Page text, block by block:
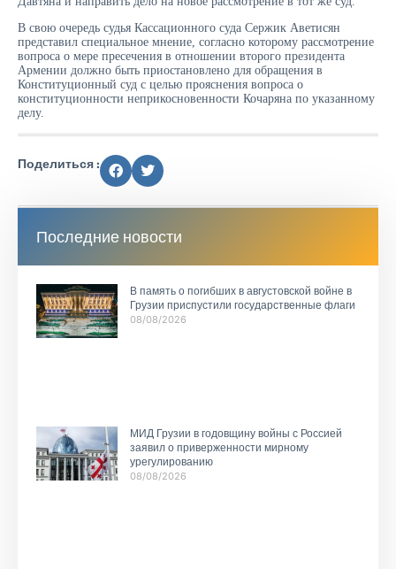
В свою очередь судья Кассационного суда Сержик Аветисян
представил специальное мнение, согласно которому рассмотрение
вопроса о мере пресечения в отношении второго президента
Армении должно быть приостановлено для обращения в
Конституционный суд с целью прояснения вопроса o
конституционности неприкосновенности Кочаряна по указанному
делу.
Поделиться :
Последние новости
В память о погибших в августовской войне в
Грузии приспустили государственные флаги
08/08/2026
МИД Грузии в годовщину войны с Россией
заявил о приверженности мирному
урегулированию
08/08/2026